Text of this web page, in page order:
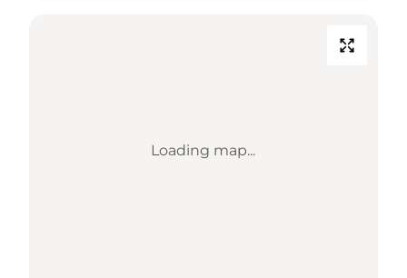
Loading map...